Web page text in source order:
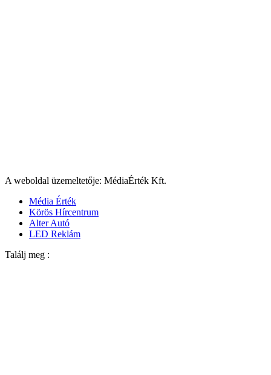
A weboldal üzemeltetője: MédiaÉrték Kft.
Média Érték
Körös Hírcentrum
Alter Autó
LED Reklám
Találj meg :